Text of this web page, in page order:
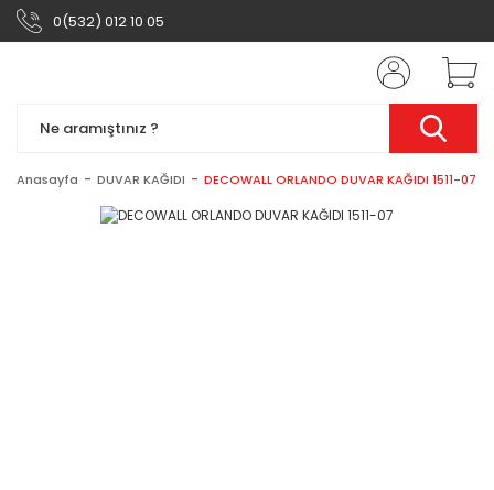
0(532) 012 10 05
Anasayfa DUVAR KAĞIDI DECOWALL ORLANDO DUVAR KAĞIDI 1511-07